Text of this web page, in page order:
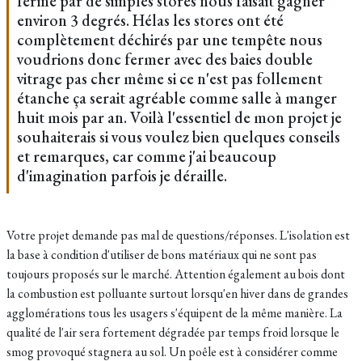
environ 3 degrés. Hélas les stores ont été
complètement déchirés par une tempête nous
voudrions donc fermer avec des baies double
vitrage pas cher même si ce n'est pas follement
étanche ça serait agréable comme salle à manger
huit mois par an. Voilà l'essentiel de mon projet je
souhaiterais si vous voulez bien quelques conseils
et remarques, car comme j'ai beaucoup
d'imagination parfois je déraille.
Votre projet demande pas mal de questions/réponses. L'isolation est
la base à condition d'utiliser de bons matériaux qui ne sont pas
toujours proposés sur le marché. Attention également au bois dont
la combustion est polluante surtout lorsqu'en hiver dans de grandes
agglomérations tous les usagers s'équipent de la même manière. La
qualité de l'air sera fortement dégradée par temps froid lorsque le
smog provoqué stagnera au sol. Un poêle est à considérer comme